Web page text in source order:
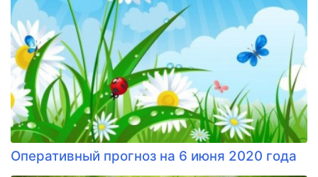
Оперативный прогноз на 6 июня 2020 года